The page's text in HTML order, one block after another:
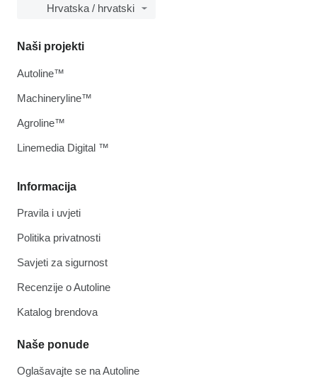
Hrvatska / hrvatski
Informacija
Pravila i uvjeti
Politika privatnosti
Savjeti za sigurnost
Recenzije o Autoline
Katalog brendova
Naše ponude
Oglašavajte se na Autoline
Naši projekti
Autoline™
Machineryline™
Agroline™
Linemedia Digital ™